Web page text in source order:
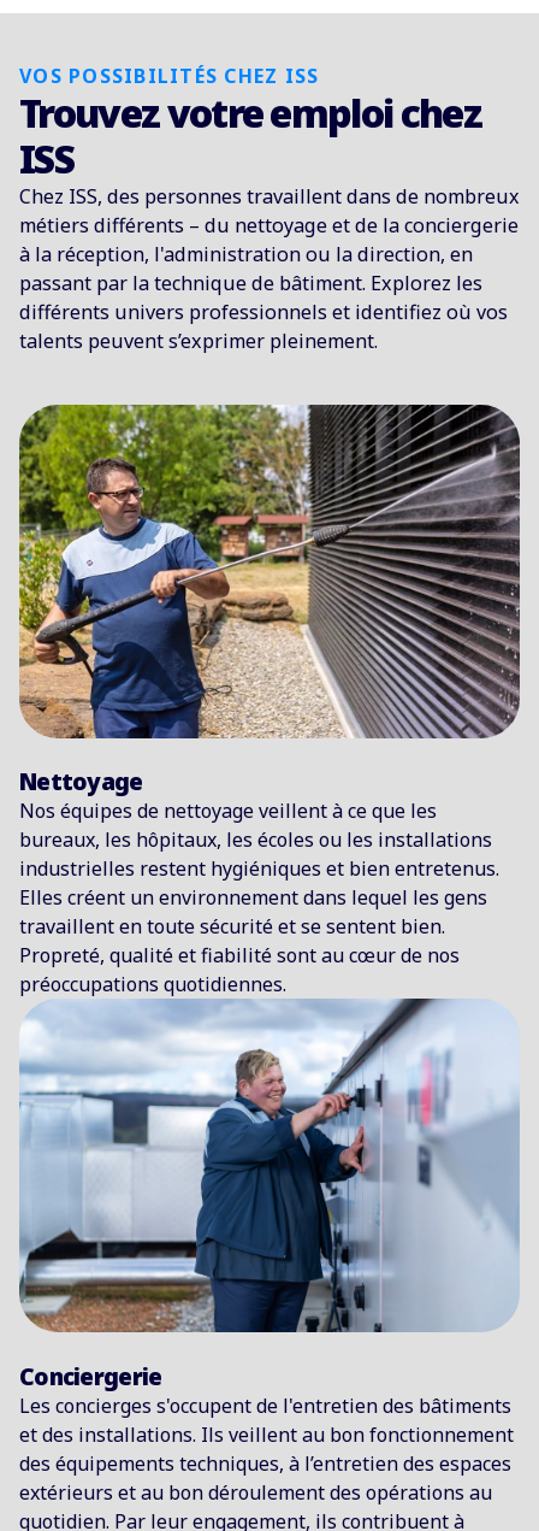
VOS POSSIBILITÉS CHEZ ISS
Trouvez votre emploi chez
ISS
Chez ISS, des personnes travaillent dans de nombreux
métiers différents – du nettoyage et de la conciergerie
à la réception, l'administration ou la direction, en
passant par la technique de bâtiment. Explorez les
différents univers professionnels et identifiez où vos
talents peuvent s’exprimer pleinement.
Nettoyage
Nos équipes de nettoyage veillent à ce que les
bureaux, les hôpitaux, les écoles ou les installations
industrielles restent hygiéniques et bien entretenus.
Elles créent un environnement dans lequel les gens
travaillent en toute sécurité et se sentent bien.
Propreté, qualité et fiabilité sont au cœur de nos
préoccupations quotidiennes.
Conciergerie
Les concierges s'occupent de l'entretien des bâtiments
et des installations. Ils veillent au bon fonctionnement
des équipements techniques, à l’entretien des espaces
extérieurs et au bon déroulement des opérations au
quotidien. Par leur engagement, ils contribuent à